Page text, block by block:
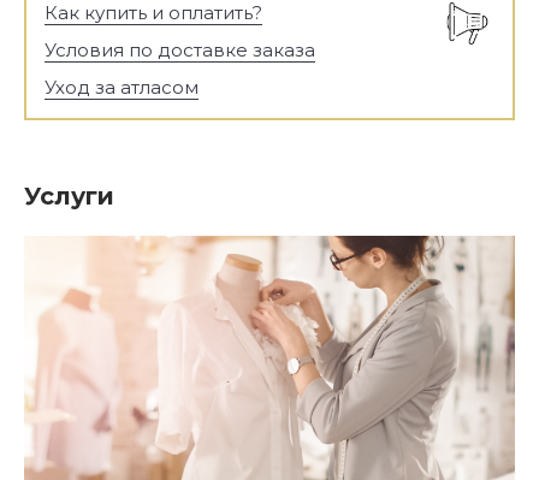
Как купить и оплатить?
Условия по доставке заказа
Уход за атласом
Услуги